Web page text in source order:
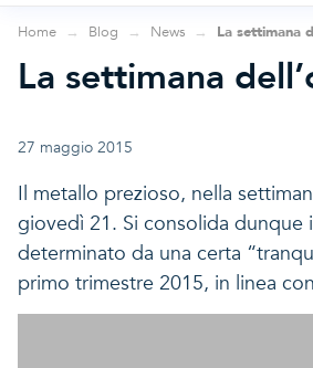
Home Blog News La settimana
La settimana
27 maggio 2015
Il metallo prezioso, nella
giovedì 21. Si consolida dunque
determinato da una certa
primo trimestre 2015, in linea